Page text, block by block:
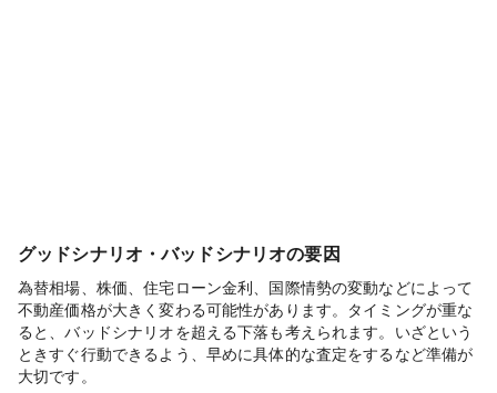
グッドシナリオ・バッドシナリオの要因
為替相場、株価、住宅ローン金利、国際情勢の変動などによって
不動産価格が大きく変わる可能性があります。タイミングが重な
ると、バッドシナリオを超える下落も考えられます。いざという
ときすぐ行動できるよう、早めに具体的な査定をするなど準備が
大切です。